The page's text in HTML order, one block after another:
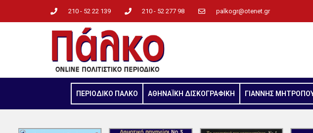
210 - 52 22 139 210 - 52 277 98 palkogr@otenet.gr
ΠΕΡΙΟΔΙΚΟ ΠΑΛΚΟ ΑΘΗΝΑΪΚΗ ΔΙΣΚΟΓΡΑΦΙΚΗ ΓΙΑΝΝΗΣ